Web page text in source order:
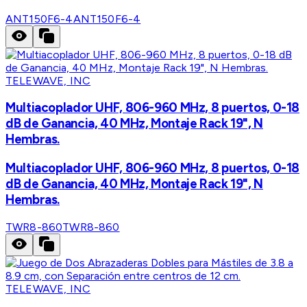
ANT150F6-4ANT150F6-4
TELEWAVE, INC
Multiacoplador UHF, 806-960 MHz, 8 puertos, 0-18
dB de Ganancia, 40 MHz, Montaje Rack 19", N
Hembras.
Multiacoplador UHF, 806-960 MHz, 8 puertos, 0-18
dB de Ganancia, 40 MHz, Montaje Rack 19", N
Hembras.
TWR8-860TWR8-860
TELEWAVE, INC